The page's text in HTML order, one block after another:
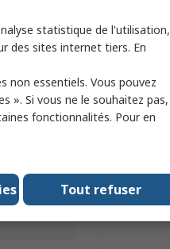
statistique de l'utilisation,
des sites internet tiers. En
non essentiels. Vous pouvez
». Si vous ne le souhaitez pas,
fonctionnalités. Pour en
Tout refuser